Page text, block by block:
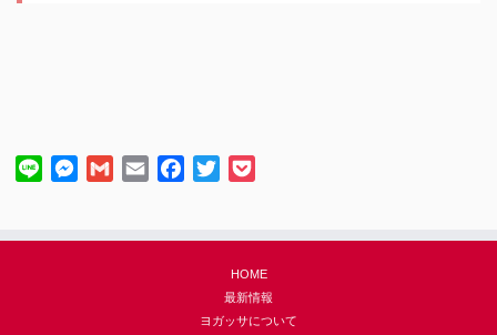
Line Messenger
Gmail Email Facebook
Twitter
HOME
最新情報
ヨガッサについて